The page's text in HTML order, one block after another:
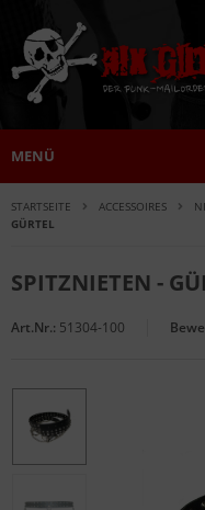
MENÜ
STARTSEITE ACCESSOIRES
GÜRTEL
SPITZNIETEN -
Art.Nr.: 51304-100